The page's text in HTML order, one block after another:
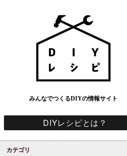
みんなでつくるDIYの情報サイト
DIYレシピとは？
カテゴリ